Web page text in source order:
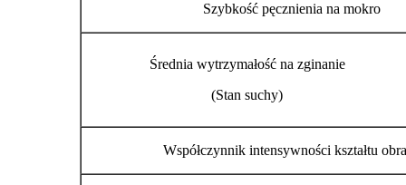
Szybkość pęcznienia na mokro
Średnia wytrzymałość na zginanie
(Stan suchy)
Współczynnik intensywności kształtu